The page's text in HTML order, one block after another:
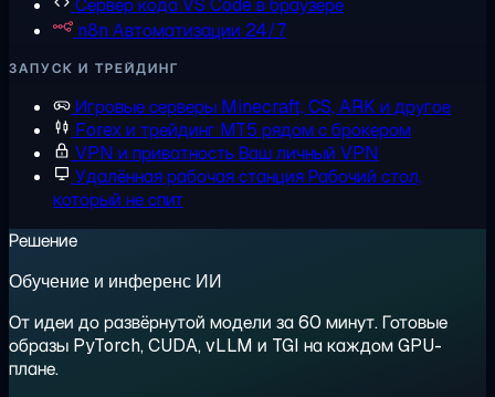
Сервер кодаVS Code в браузере
n8n Автоматизации 24/7
ЗАПУСК И ТРЕЙДИНГ
Игровые серверы Minecraft, CS, ARK и другое
Forex и трейдинг MT5 рядом с брокером
VPN и приватностьВаш личный VPN
Удалённая рабочая станцияРабочий стол,
который не спит
Решение
Обучение и инференс ИИ
От идеи до развёрнутой модели за 60 минут. Готовые
образы PyTorch, CUDA, vLLM и TGI на каждом GPU-
плане.